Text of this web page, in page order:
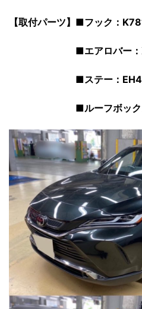
【取付パーツ】■フック：
■エアロバー：
■ステー：
■ルーフボッ